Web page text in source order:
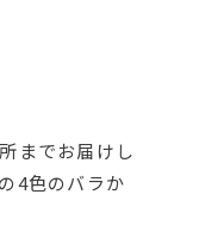
までお届けし
4色のバラか